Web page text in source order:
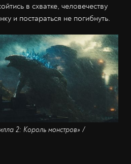
в схватке, человечеству
и постараться не погибнуть.
2: Король монстров» /